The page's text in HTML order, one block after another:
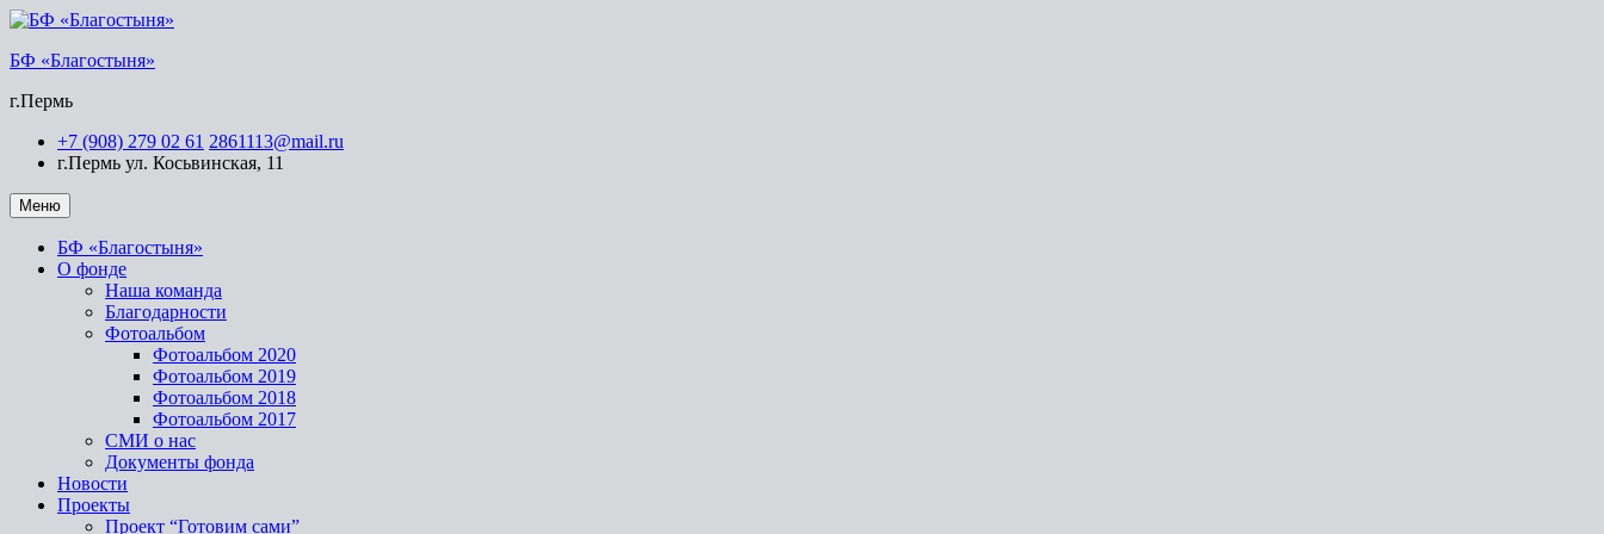
БФ «Благостыня»
г.Пермь
+7 (908) 279 02 61 2861113@mail.ru
г.Пермь ул. Косьвинская, 11
Меню
БФ «Благостыня»
О фонде
Наша команда
Благодарности
Фотоальбом
Фотоальбом 2020
Фотоальбом 2019
Фотоальбом 2018
Фотоальбом 2017
СМИ о нас
Документы фонда
Новости
Проекты
Проект “Готовим сами”